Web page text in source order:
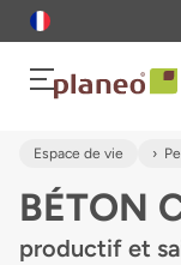
Espace de vie
BÉTON
productif et